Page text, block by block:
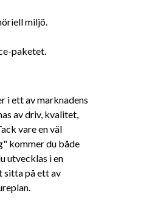
miljö.
paketet.
i ett av marknadens
av driv, kvalitet,
vare en väl
kommer du både
utvecklas i en
sitta på ett av